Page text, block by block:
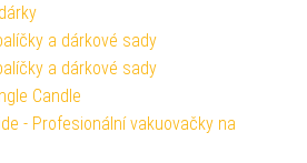
a dárkové sady
a dárkové sady
Candle
- Profesionální vakuovačky na